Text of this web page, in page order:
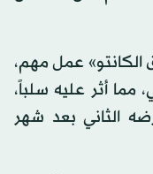
عمل مهم،
أثر عليه سلباً،
الثاني بعد شهر